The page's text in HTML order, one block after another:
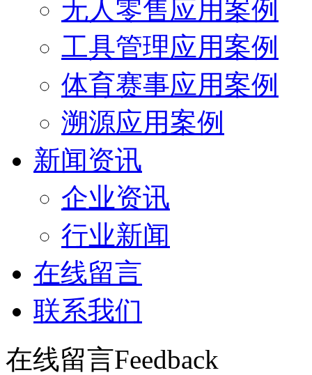
无人零售应用案例
工具管理应用案例
体育赛事应用案例
溯源应用案例
新闻资讯
企业资讯
行业新闻
在线留言
联系我们
在线留言Feedback